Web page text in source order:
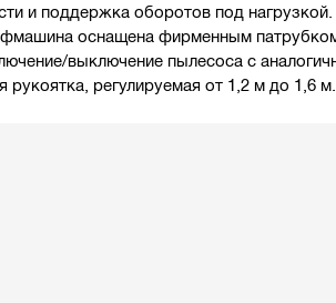
и поддержка оборотов под
оснащена фирменным
выключение пылесоса с
регулируемая от 1,2 м до 1,6